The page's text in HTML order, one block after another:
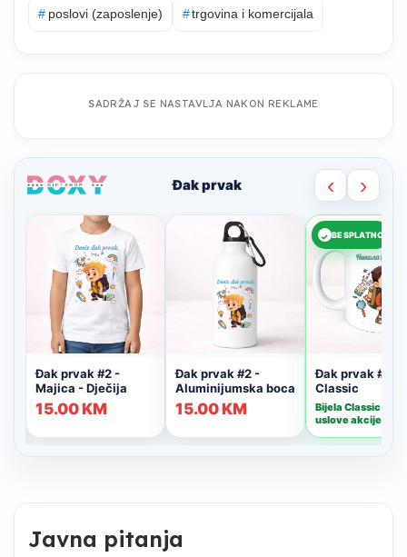
# poslovi (zaposlenje) #trgovina i komercijala
SADRŽAJ SE NASTAVLJA NAKON REKLAME
Javna pitanja